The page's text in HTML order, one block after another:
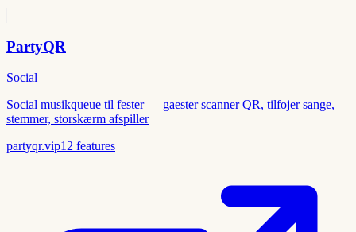
PartyQR
Social
Social musikqueue til fester — gaester scanner QR, tilfojer sange,
stemmer, storskærm afspiller
partyqr.vip12 features